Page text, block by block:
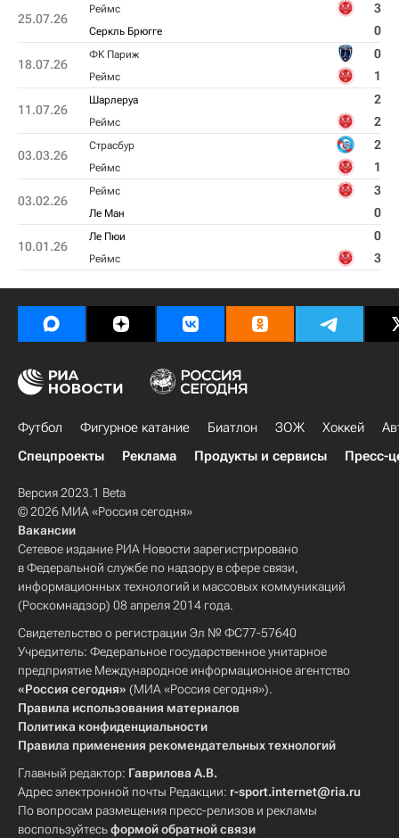
25.07.26
Реймс 3
Серкль Брюгге 0
18.07.26
ФК Париж 0
Реймс 1
11.07.26
Шарлеруа 2
Реймс 2
03.03.26
Страсбур 2
Реймс 1
03.02.26
Реймс 3
Ле Ман 0
10.01.26
Ле Пюи 0
Реймс 3
Футбол Фигурное катание Биатлон ЗОЖ Хоккей
Спецпроекты
Реклама Продукты и сервисы Пресс-
Версия 2023.1 Beta
© 2026 МИА «Россия сегодня»
Вакансии
Сетевое издание РИА Новости зарегистрировано
в Федеральной службе по надзору в сфере связи,
информационных технологий и массовых коммуникаций
(Роскомнадзор) 08 апреля 2014 года.
Свидетельство о регистрации Эл № ФС77-57640
Учредитель: Федеральное государственное унитарное
предприятие Международное информационное агентство
«Россия сегодня» (МИА «Россия сегодня»).
Правила использования материалов
Политика конфиденциальности
Правила применения рекомендательных технологий
Главный редактор: Гаврилова А.В.
Адрес электронной почты Редакции: r-sport.internet@ria.ru
По вопросам размещения пресс-релизов и рекламы
воспользуйтесьформой обратной связи